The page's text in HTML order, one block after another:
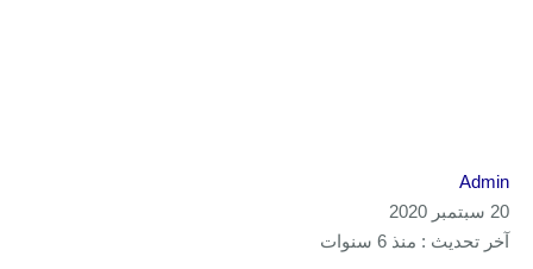
Admin
20 سبتمبر 2020
آخر تحديث : منذ 6 سنوات